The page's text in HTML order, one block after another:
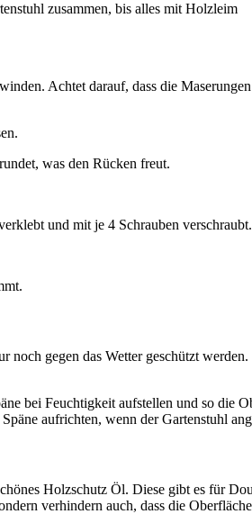
zusammen, bis alles mit Holzleim
Achtet darauf, dass die Maserungen
was den Rücken freut.
und mit je 4 Schrauben verschraubt.
noch gegen das Wetter geschützt
bei Feuchtigkeit aufstellen und so die
aufrichten, wenn der Gartenstuhl
Holzschutz Öl. Diese gibt es für
verhindern auch, dass die